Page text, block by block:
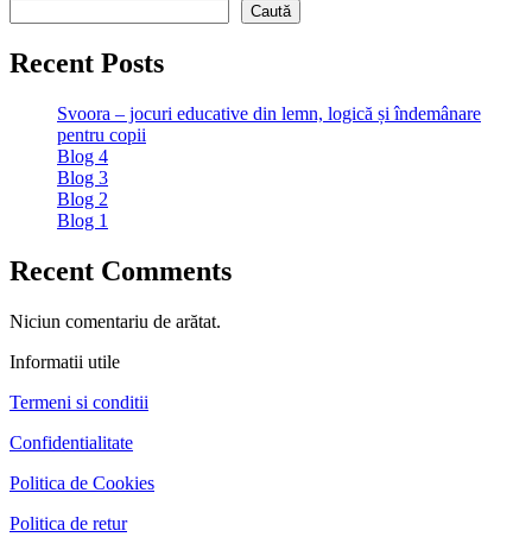
Caută
Recent Posts
Svoora – jocuri educative din lemn, logică și îndemânare
pentru copii
Blog 4
Blog 3
Blog 2
Blog 1
Recent Comments
Niciun comentariu de arătat.
Informatii utile
Termeni si conditii
Confidentialitate
Politica de Cookies
Politica de retur